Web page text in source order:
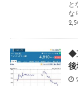
と
な
◆
後